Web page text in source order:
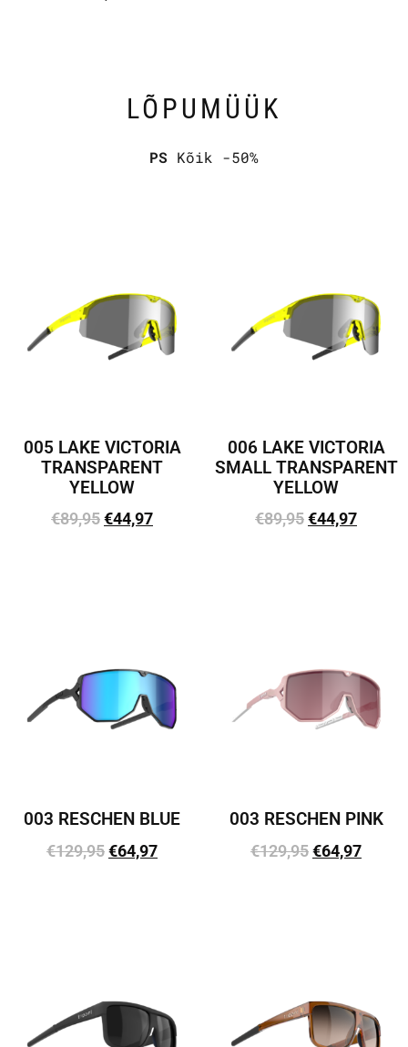
LÕPUMÜÜK
PS Kõik -50%
005 LAKE VICTORIA
TRANSPARENT
YELLOW
€89,95€44,97
006 LAKE VICTORIA
SMALL TRANSPARENT
YELLOW
€89,95€44,97
003 RESCHEN BLUE
€129,95€64,97
003 RESCHEN PINK
€129,95€64,97